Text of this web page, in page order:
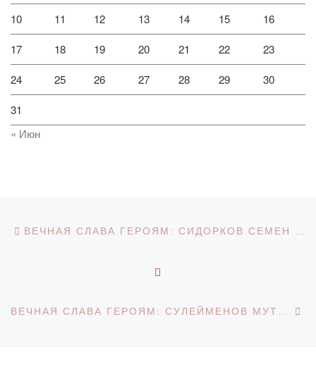
10 11 12 13 14 15 16
17 18 19 20 21 22 23
24 25 26 27 28 29 30
31
« Июн
Навигация по записям